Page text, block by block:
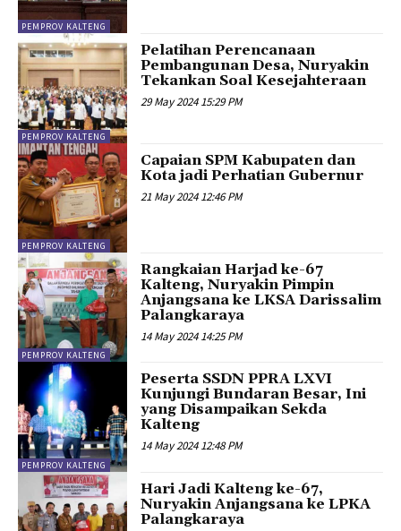
PEMPROV KALTENG
PEMPROV KALTENG
Pelatihan Perencanaan
Pembangunan Desa, Nuryakin
Tekankan Soal Kesejahteraan
29 May 2024 15:29 PM
PEMPROV KALTENG
Capaian SPM Kabupaten dan
Kota jadi Perhatian Gubernur
21 May 2024 12:46 PM
PEMPROV KALTENG
Rangkaian Harjad ke-67
Kalteng, Nuryakin Pimpin
Anjangsana ke LKSA Darissalim
Palangkaraya
14 May 2024 14:25 PM
PEMPROV KALTENG
Peserta SSDN PPRA LXVI
Kunjungi Bundaran Besar, Ini
yang Disampaikan Sekda
Kalteng
14 May 2024 12:48 PM
Hari Jadi Kalteng ke-67,
Nuryakin Anjangsana ke LPKA
Palangkaraya